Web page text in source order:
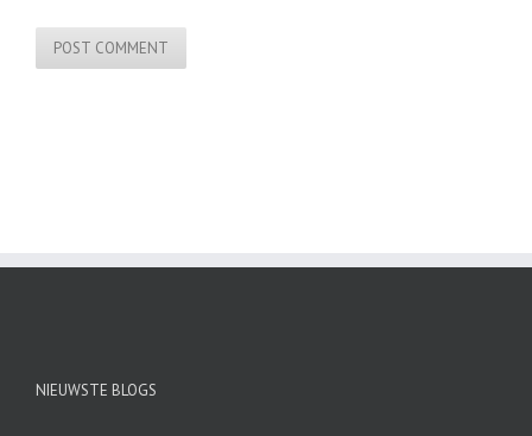
NIEUWSTE BLOGS